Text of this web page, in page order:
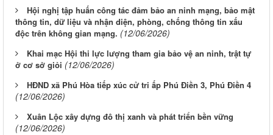
Hội nghị tập huấn công tác đảm bảo an ninh mạng, bảo mật
thông tin, dữ liệu và nhận diện, phòng, chống thông tin xấu
độc trên không gian mạng. (12/06/2026)
Khai mạc Hội thi lực lượng tham gia bảo vệ an ninh, trật tự
ở cơ sở giỏi (12/06/2026)
HĐND xã Phú Hòa tiếp xúc cử tri ấp Phú Điền 3, Phú Điền 4
(12/06/2026)
Xuân Lộc xây dựng đô thị xanh và phát triển bền vững
(12/06/2026)